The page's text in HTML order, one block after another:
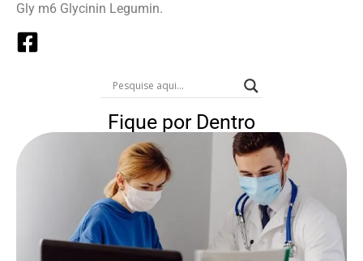
Gly m6 Glycinin Legumin.
Fique por Dentro